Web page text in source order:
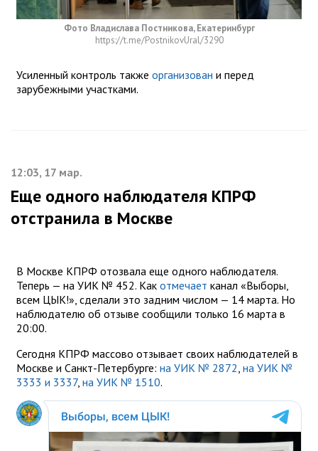
Фото Владислава Постникова, Екатеринбург
https://t.me/PostnikovUral/3290
Усиленный контроль также организован и перед
зарубежными участками.
12:03, 17 мар.
Еще одного наблюдателя КПРФ
отстранила в Москве
В Москве КПРФ отозвала еще одного наблюдателя.
Теперь — на УИК № 452. Как отмечает канал «Выборы,
всем ЦЫК!»‎, сделали это задним числом — 14 марта. Но
наблюдателю об отзыве сообщили только 16 марта в
20:00.
Сегодня КПРФ массово отзывает своих наблюдателей в
Москве и Санкт-Петербурге: на УИК № 2872 на УИК №
3333 и 3337, на УИК № 1510.